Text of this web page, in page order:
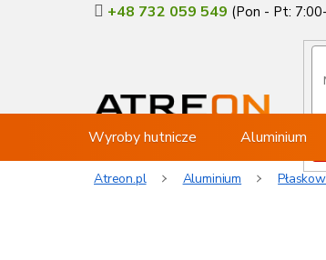
+48 732 059 549
Wyroby hutnicze Aluminium
Atreon.pl Aluminium